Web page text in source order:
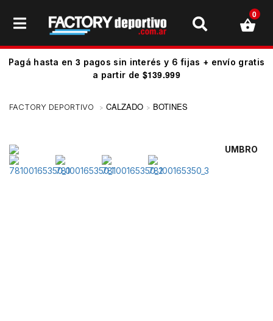
Pagá hasta en 3 pagos sin interés y 6 fijas + envío gratis
a partir de $139.999
0
CALZADO BOTINES
UMBRO